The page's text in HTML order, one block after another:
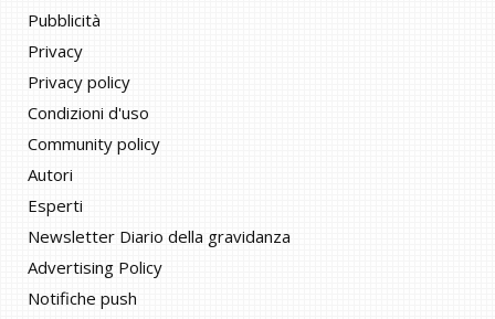
Pubblicità
Privacy
Privacy policy
Condizioni d'uso
Community policy
Autori
Esperti
Newsletter Diario della gravidanza
Advertising Policy
Notifiche push